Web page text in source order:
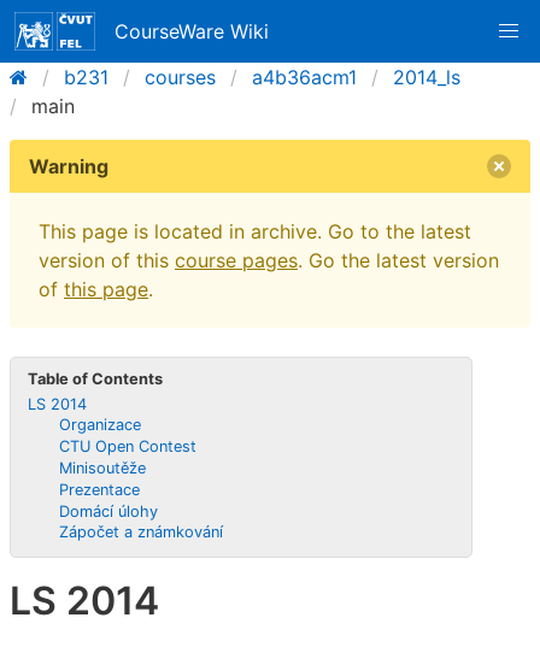
CourseWare Wiki
b231
courses a4b36acm1
2014_ls
main
Warning
This page is located in archive. Go to the latest
version of this course pages. Go the latest version
of this page.
Table of Contents
LS 2014
Organizace
CTU Open Contest
Minisoutěže
Prezentace
Domácí úlohy
Zápočet a známkování
LS 2014